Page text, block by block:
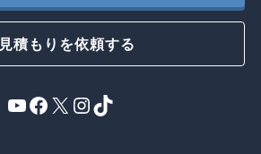
見積もりを依頼する
YouTube
Facebook
X Instagram
TikTok